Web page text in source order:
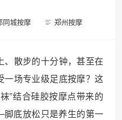
同城按摩 郑州按摩
、散步的十分钟，甚至在
一场专业级足底按摩？这
”结合硅胶按摩点带来的
底放松只是养生的第一